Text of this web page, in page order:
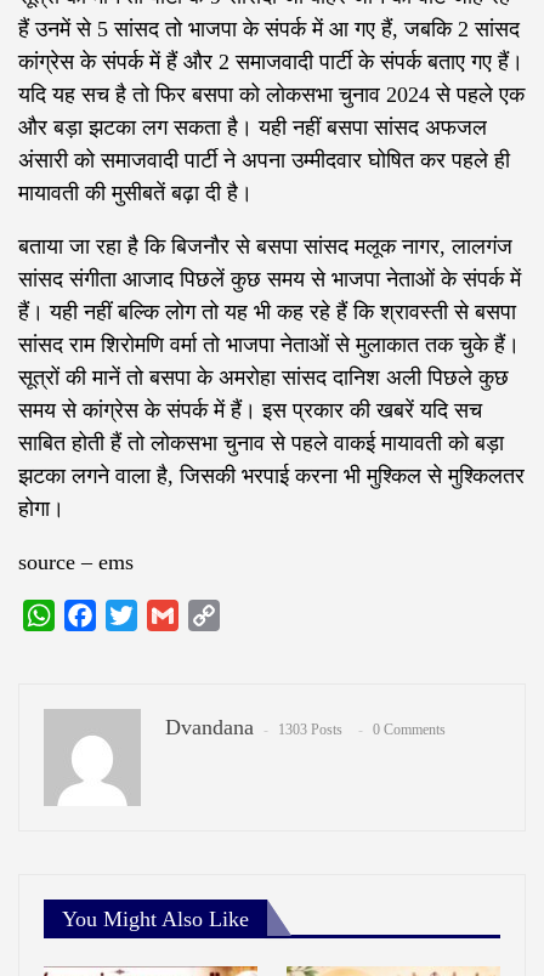
हैं उनमें से 5 सांसद तो भाजपा के संपर्क में आ गए हैं, जबकि 2 सांसद
कांग्रेस के संपर्क में हैं और 2 समाजवादी पार्टी के संपर्क बताए गए हैं।
यदि यह सच है तो फिर बसपा को लोकसभा चुनाव 2024 से पहले एक
और बड़ा झटका लग सकता है। यही नहीं बसपा सांसद अफजल
अंसारी को समाजवादी पार्टी ने अपना उम्मीदवार घोषित कर पहले ही
मायावती की मुसीबतें बढ़ा दी है।
बताया जा रहा है कि बिजनौर से बसपा सांसद मलूक नागर, लालगंज
सांसद संगीता आजाद पिछलें कुछ समय से भाजपा नेताओं के संपर्क में
हैं। यही नहीं बल्कि लोग तो यह भी कह रहे हैं कि श्रावस्ती से बसपा
सांसद राम शिरोमणि वर्मा तो भाजपा नेताओं से मुलाकात तक चुके हैं।
सूत्रों की मानें तो बसपा के अमरोहा सांसद दानिश अली पिछले कुछ
समय से कांग्रेस के संपर्क में हैं। इस प्रकार की खबरें यदि सच
साबित होती हैं तो लोकसभा चुनाव से पहले वाकई मायावती को बड़ा
झटका लगने वाला है, जिसकी भरपाई करना भी मुश्किल से मुश्किलतर
होगा।
source – ems
WhatsAppFacebook
Twitter Gmail
Dvandana 1303 Posts 0 Comments
You Might Also Like